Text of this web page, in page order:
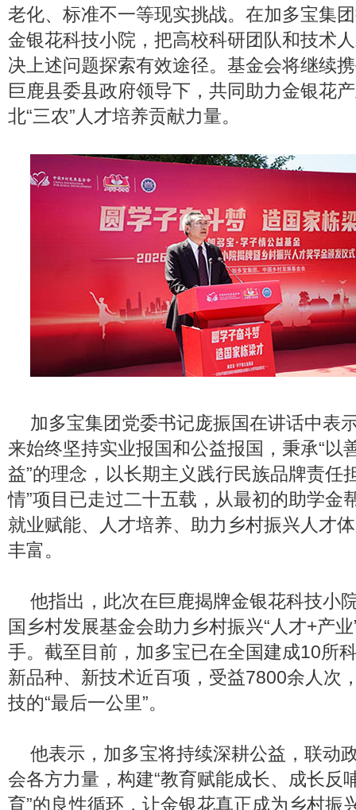
老化、标准不一等现实挑战。在加多宝集
金银花科技小院，把高校科研团队和技术
决上述问题探索有效途径。基金会将继续
巨鹿县委县政府领导下，共同助力金银花
北“三农”人才培养贡献力量。
加多宝集团党委书记庞振国在讲话中表
来始终坚持实业报国和公益报国，秉承“以
益”的理念，以长期主义践行民族品牌责任
情”项目已走过二十五载，从最初的助学金
就业赋能、人才培养、助力乡村振兴人才
丰富。
他指出，此次在巨鹿揭牌金银花科技小
国乡村发展基金会助力乡村振兴“人才+产
手。截至目前，加多宝已在全国建成10所
新品种、新技术近百项，受益7800余人次
技的“最后一公里”。
他表示，加多宝将持续深耕公益，联动
会各方力量，构建“教育赋能成长、成长反
育”的良性循环，让金银花真正成为乡村振